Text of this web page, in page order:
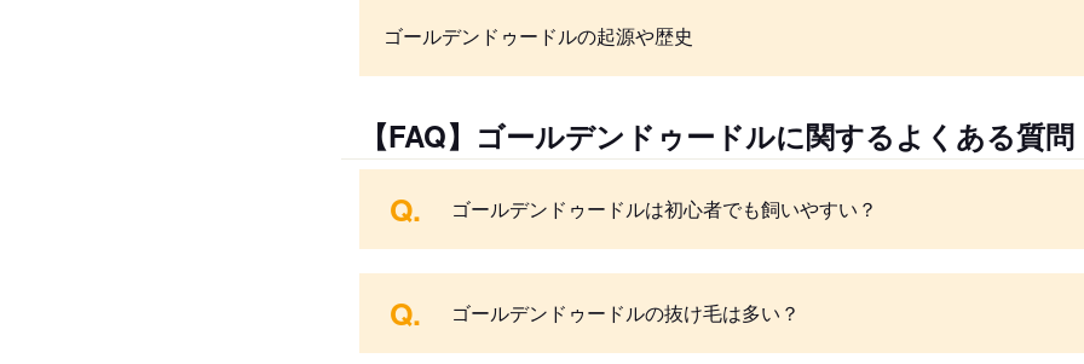
ゴールデンドゥードルの起源や歴史
【FAQ】ゴールデンドゥードルに関するよくある質問
Q. ゴールデンドゥードルは初心者でも飼いやすい？
Q. ゴールデンドゥードルの抜け毛は多い？